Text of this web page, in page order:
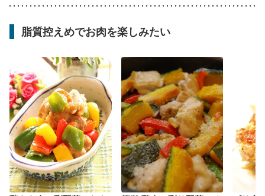
脂質控えめでお肉を楽しみたい